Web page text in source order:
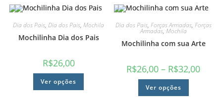
Dia dos Pais,Dia dos Pais,Mochila
Mochilinha Dia dos Pais
R$26,00
Ver opções
Dia dos Pais, Forças Armadas, Forças
Armadas, Mochila
Mochilinha com sua Arte
R$26,00 – R$32,00
Ver opções